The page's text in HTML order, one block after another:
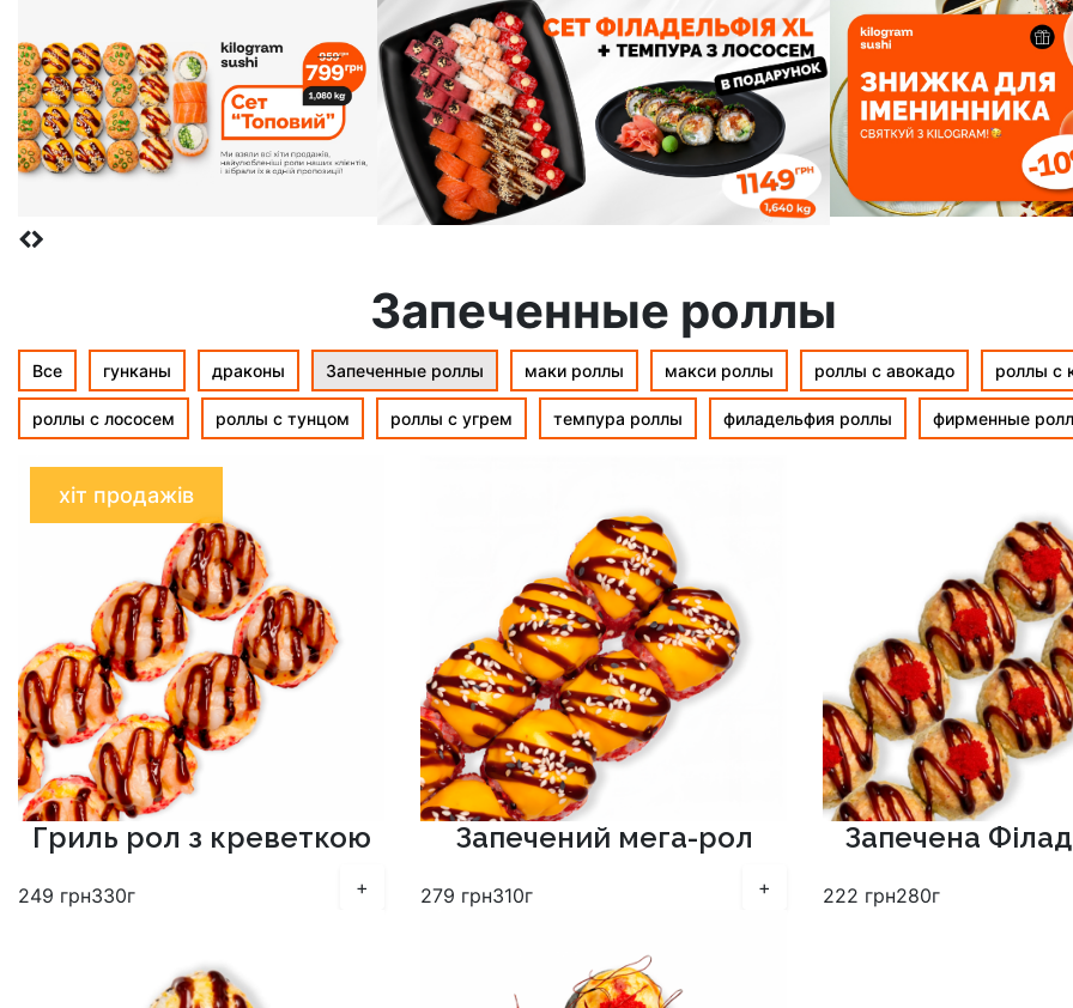
Запеченные роллы
Все гунканы драконы Запеченные роллы маки роллы макси роллы роллы с авокадо роллы с
роллы с лососем роллы с тунцом роллы с угрем темпура роллы филадельфия роллы фирменные
хіт продажів
Гриль рол з креветкою
249 грн330г +
Запечений мега-рол
279 грн310г +
Запечена
222 грн280г